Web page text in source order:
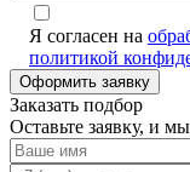
Я согласен на
политикой
Заказать подбор
Оставьте заявку, и